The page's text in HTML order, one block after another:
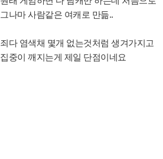
그나마 사람같은 여캐로 만듦..
죄다 염색채 몇개 없는것처럼 생겨가지고
집중이 깨지는게 제일 단점이네요